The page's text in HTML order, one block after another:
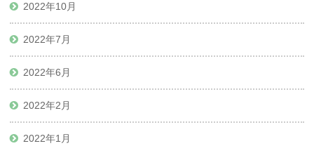
2022年10月
2022年7月
2022年6月
2022年2月
2022年1月